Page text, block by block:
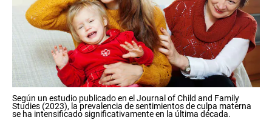
Según un estudio publicado en el Journal of Child and Family
Studies (2023), la prevalencia de sentimientos de culpa materna
se ha intensificado significativamente en la última década.